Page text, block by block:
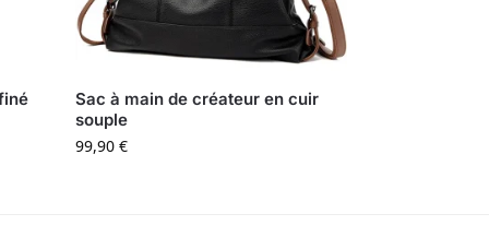
Sac à main de créateur en cuir
souple
99,90€